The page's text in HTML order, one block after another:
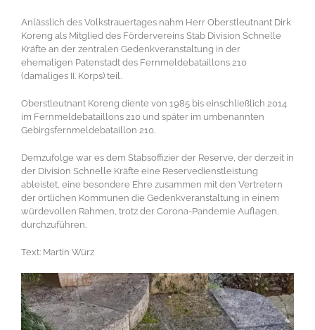
Anlässlich des Volkstrauertages nahm Herr Oberstleutnant Dirk
Koreng als Mitglied des Fördervereins Stab Division Schnelle
Kräfte an der zentralen Gedenkveranstaltung in der
ehemaligen Patenstadt des Fernmeldebataillons 210
(damaliges II. Korps) teil.
Oberstleutnant Koreng diente von 1985 bis einschließlich 2014
im Fernmeldebataillons 210 und später im umbenannten
Gebirgsfernmeldebataillon 210.
Demzufolge war es dem Stabsoffizier der Reserve, der derzeit in
der Division Schnelle Kräfte eine Reservedienstleistung
ableistet, eine besondere Ehre zusammen mit den Vertretern
der örtlichen Kommunen die Gedenkveranstaltung in einem
würdevollen Rahmen, trotz der Corona-Pandemie Auflagen,
durchzuführen.
Text: Martin Würz